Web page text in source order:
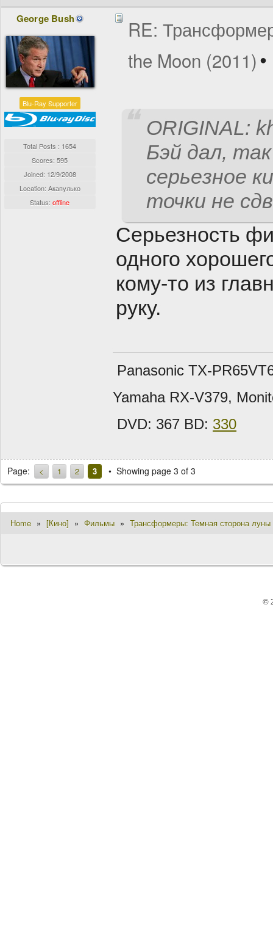
George Bush
Blu-Ray Supporter
Total Posts : 1654
Scores: 595
Joined: 12/9/2008
Location: Акапулько
Status:offline
RE:
the Moon (2011)
ORIGINAL:
Бэй дал,
серьезное
точки не
Серьезность
одного
кому-то из
руку.
Panasonic TX-
Yamaha RX-V379,
DVD: 367 BD: 330
Page: < 1 2 3 Showing page 3 of 3
Home » [Кино] » Фильмы » Трансформеры: Темная сторона
©